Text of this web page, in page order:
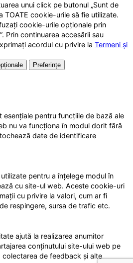
unui click pe butonul „Sunt de
TOATE cookie-urile să fie utilizate.
cookie-urile opționale prin
Prin continuarea accesării sau
acordul cu privire la Termeni și
Preferințe
esențiale pentru funcțiile de bază ale
nu va funcționa în modul dorit fără
date de identificare
pentru a înțelege modul în
cu site-ul web. Aceste cookie-uri
cu privire la valori, cum ar fi
respingere, sursa de trafic etc.
ajută la realizarea anumitor
conținutului site-ului web pe
de feedback și alte